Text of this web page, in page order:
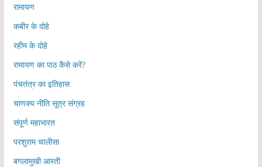
रामायण
कबीर के दोहे
रहीम के दोहे
रामायण का पाठ कैसे करें?
पंचतंत्र का इतिहास
चाणक्य नीति सूत्र संग्रह
संपूर्ण महाभारत
परशुराम चालीसा
बगलामुखी आरती